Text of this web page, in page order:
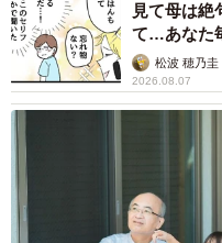
見て母は
て…あなた
松波 穂乃圭
2026.08.07